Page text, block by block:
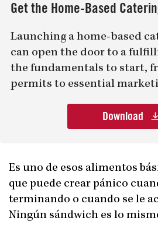
Get the Home-Based
Launching a home-based
can open the door to a
the fundamentals to start,
permits to essential
Download
Es uno de esos alimentos
que puede crear pánico
terminando o cuando se le
Ningún sándwich es lo